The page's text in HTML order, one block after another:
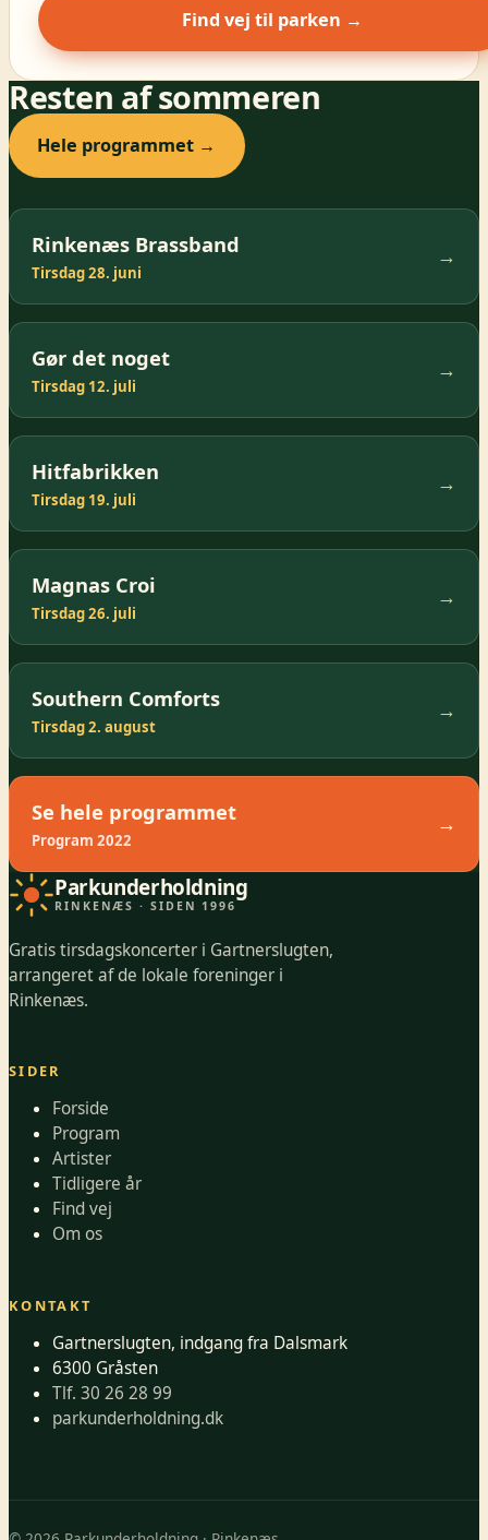
Find vej til parken →
Resten af sommeren
Hele programmet →
Rinkenæs Brassband
Tirsdag 28. juni
→
Gør det noget
Tirsdag 12. juli
→
Hitfabrikken
Tirsdag 19. juli
→
Magnas Croi
Tirsdag 26. juli
→
Southern Comforts
Tirsdag 2. august
→
Se hele programmet
Program 2022
→
Parkunderholdning
RINKENÆS · SIDEN 1996
Gratis tirsdagskoncerter i Gartnerslugten,
arrangeret af de lokale foreninger i
Rinkenæs.
SIDER
Forside
Program
Artister
Tidligere år
Find vej
Om os
KONTAKT
Gartnerslugten, indgang fra Dalsmark
6300 Gråsten
Tlf. 30 26 28 99
parkunderholdning.dk